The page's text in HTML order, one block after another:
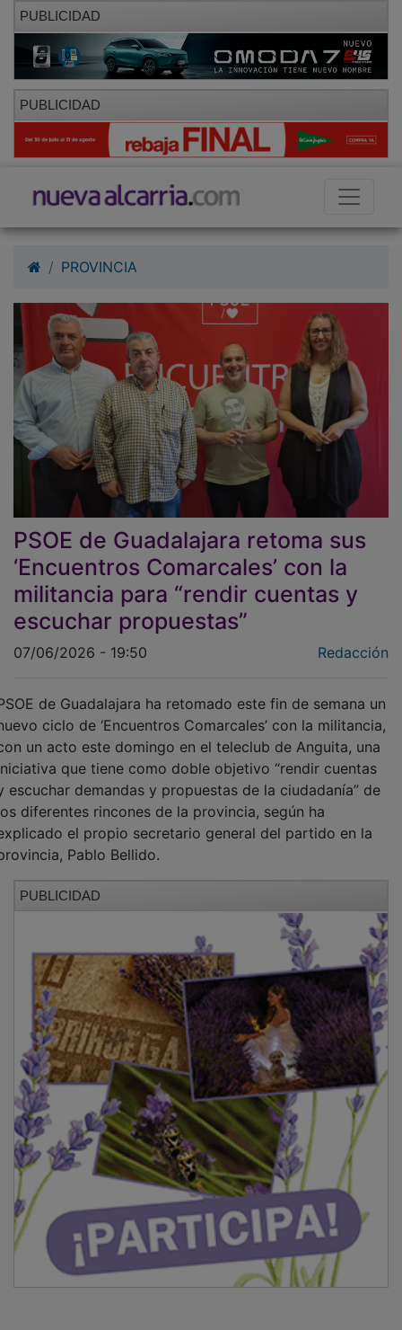
PUBLICIDAD
PUBLICIDAD
PSOE de Guadalajara retoma sus
‘Encuentros Comarcales’ con la
militancia para “rendir cuentas y
escuchar propuestas”
07/06/2026 - 19:50
ciclo de ‘Encuentros Comarcales’ con la militancia,
un acto este domingo en el teleclub de Anguita, una
que tiene como doble objetivo “rendir cuentas
escuchar demandas y propuestas de la ciudadanía” de
diferentes rincones de la provincia, según ha
el propio secretario general del partido en la
Pablo Bellido.